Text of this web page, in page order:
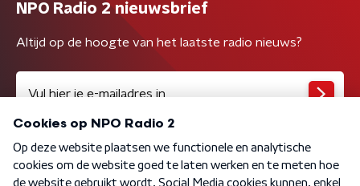
NPO Radio 2 nieuwsbrief
Altijd op de hoogte van het laatste radio nieuws?